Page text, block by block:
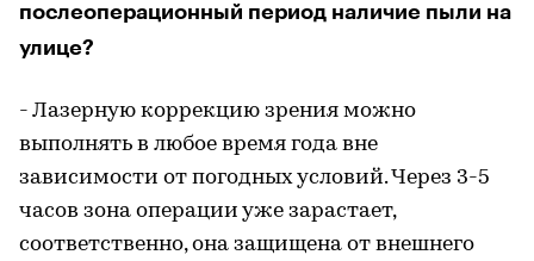
послеоперационный период наличие пыли на
улице?
- Лазерную коррекцию зрения можно
выполнять в любое время года вне
зависимости от погодных условий. Через 3-5
часов зона операции уже зарастает,
соответственно, она защищена от внешнего